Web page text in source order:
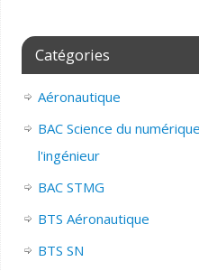
Catégories
Aéronautique
BAC Science du
l'ingénieur
BAC STMG
BTS Aéronautique
BTS SN